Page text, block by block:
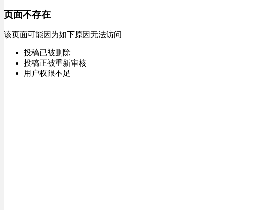
页面不存在
该页面可能因为如下原因无法访问
投稿已被删除
投稿正被重新审核
用户权限不足